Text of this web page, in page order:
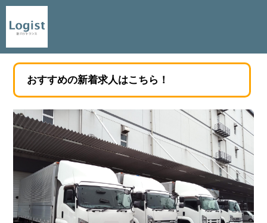
おすすめの新着求人はこちら！